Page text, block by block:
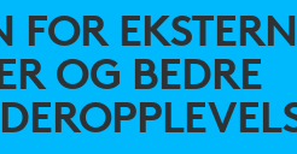
FOR
OG BEDRE